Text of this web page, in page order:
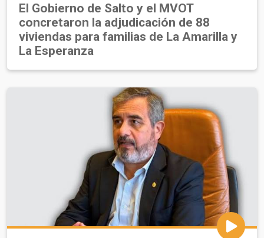
El Gobierno de Salto y el MVOT
concretaron la adjudicación de 88
viviendas para familias de La Amarilla y
La Esperanza